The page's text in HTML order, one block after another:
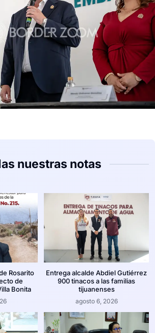
nuestras notas
Rosarito
de
Bonita
Entrega alcalde Abdiel Gutiérrez
900 tinacos a las familias
tijuanenses
agosto 6, 2026